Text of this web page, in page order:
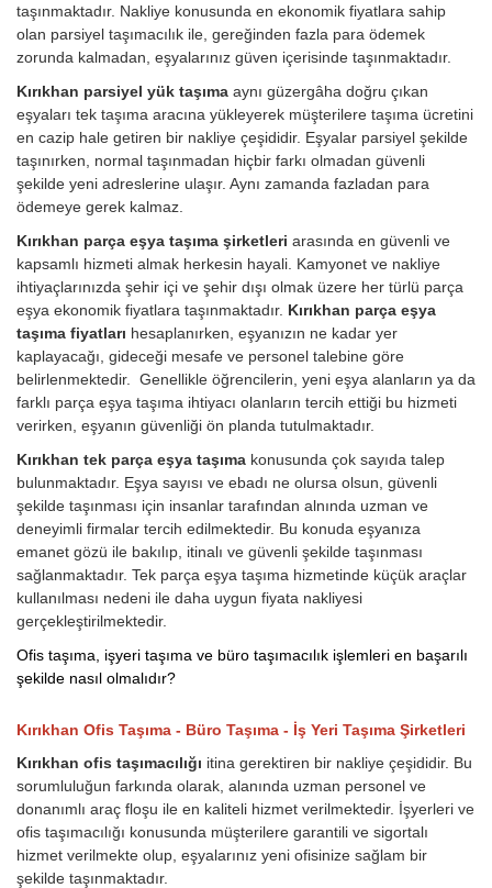
taşınmaktadır. Nakliye konusunda en ekonomik fiyatlara sahip
olan parsiyel taşımacılık ile, gereğinden fazla para ödemek
zorunda kalmadan, eşyalarınız güven içerisinde taşınmaktadır.
Kırıkhan parsiyel yük taşıma aynı güzergâha doğru çıkan
eşyaları tek taşıma aracına yükleyerek müşterilere taşıma ücretini
en cazip hale getiren bir nakliye çeşididir. Eşyalar parsiyel şekilde
taşınırken, normal taşınmadan hiçbir farkı olmadan güvenli
şekilde yeni adreslerine ulaşır. Aynı zamanda fazladan para
ödemeye gerek kalmaz.
Kırıkhan parça eşya taşıma şirketleri arasında en güvenli ve
kapsamlı hizmeti almak herkesin hayali. Kamyonet ve nakliye
ihtiyaçlarınızda şehir içi ve şehir dışı olmak üzere her türlü parça
eşya ekonomik fiyatlara taşınmaktadır. Kırıkhan parça eşya
taşıma fiyatları hesaplanırken, eşyanızın ne kadar yer
kaplayacağı, gideceği mesafe ve personel talebine göre
belirlenmektedir. Genellikle öğrencilerin, yeni eşya alanların ya da
farklı parça eşya taşıma ihtiyacı olanların tercih ettiği bu hizmeti
verirken, eşyanın güvenliği ön planda tutulmaktadır.
Kırıkhan tek parça eşya taşıma konusunda çok sayıda talep
bulunmaktadır. Eşya sayısı ve ebadı ne olursa olsun, güvenli
şekilde taşınması için insanlar tarafından alnında uzman ve
deneyimli firmalar tercih edilmektedir. Bu konuda eşyanıza
emanet gözü ile bakılıp, itinalı ve güvenli şekilde taşınması
sağlanmaktadır. Tek parça eşya taşıma hizmetinde küçük araçlar
kullanılması nedeni ile daha uygun fiyata nakliyesi
gerçekleştirilmektedir.
Ofis taşıma, işyeri taşıma ve büro taşımacılık işlemleri en başarılı
şekilde nasıl olmalıdır?
Kırıkhan Ofis Taşıma - Büro Taşıma - İş Yeri Taşıma Şirketleri
Kırıkhan ofis taşımacılığı itina gerektiren bir nakliye çeşididir. Bu
sorumluluğun farkında olarak, alanında uzman personel ve
donanımlı araç floşu ile en kaliteli hizmet verilmektedir. İşyerleri ve
ofis taşımacılığı konusunda müşterilere garantili ve sigortalı
hizmet verilmekte olup, eşyalarınız yeni ofisinize sağlam bir
şekilde taşınmaktadır.